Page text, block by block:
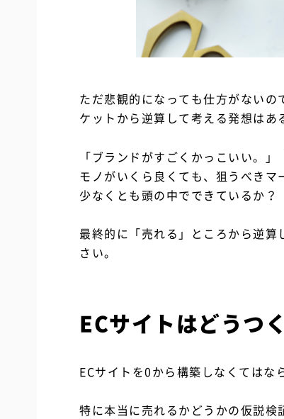
ただ悲観的になっても仕方がない
ケットから逆算して考える発想はあ
「ブランドがすごくかっこいい。
モノがいくら良くても、狙うべき
少なくとも頭の中でできているか？
最終的に「売れる」ところから逆
さい。
ECサイトはどうつ
ECサイトを0から構築しなくてはな
特に本当に売れるかどうかの仮説